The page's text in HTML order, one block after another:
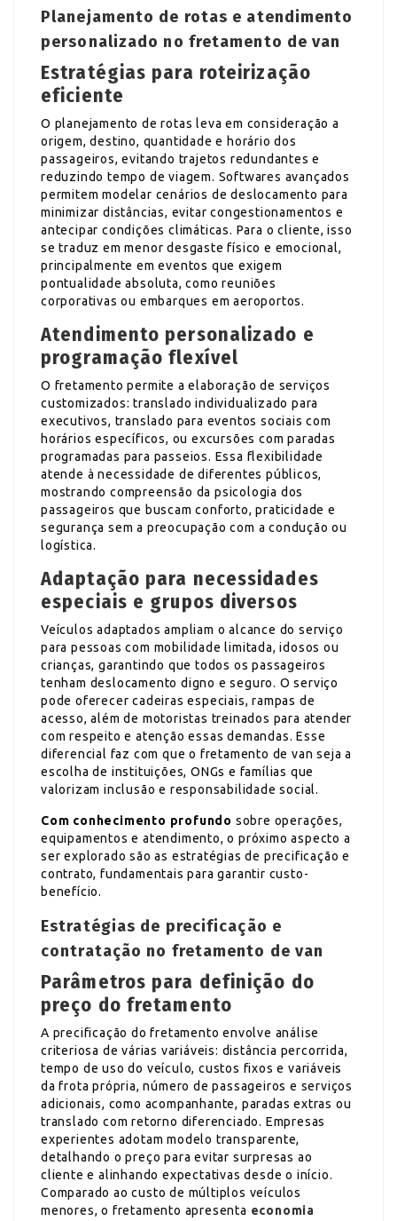
Planejamento de rotas e atendimento
personalizado no fretamento de van
Estratégias para roteirização
eficiente
O planejamento de rotas leva em consideração a
origem, destino, quantidade e horário dos
passageiros, evitando trajetos redundantes e
reduzindo tempo de viagem. Softwares avançados
permitem modelar cenários de deslocamento para
minimizar distâncias, evitar congestionamentos e
antecipar condições climáticas. Para o cliente, isso
se traduz em menor desgaste físico e emocional,
principalmente em eventos que exigem
pontualidade absoluta, como reuniões
corporativas ou embarques em aeroportos.
Atendimento personalizado e
programação flexível
O fretamento permite a elaboração de serviços
customizados: translado individualizado para
executivos, translado para eventos sociais com
horários específicos, ou excursões com paradas
programadas para passeios. Essa flexibilidade
atende à necessidade de diferentes públicos,
mostrando compreensão da psicologia dos
passageiros que buscam conforto, praticidade e
segurança sem a preocupação com a condução ou
logística.
Adaptação para necessidades
especiais e grupos diversos
Veículos adaptados ampliam o alcance do serviço
para pessoas com mobilidade limitada, idosos ou
crianças, garantindo que todos os passageiros
tenham deslocamento digno e seguro. O serviço
pode oferecer cadeiras especiais, rampas de
acesso, além de motoristas treinados para atender
com respeito e atenção essas demandas. Esse
diferencial faz com que o fretamento de van seja a
escolha de instituições, ONGs e famílias que
valorizam inclusão e responsabilidade social.
Com conhecimento profundo sobre operações,
equipamentos e atendimento, o próximo aspecto a
ser explorado são as estratégias de precificação e
contrato, fundamentais para garantir custo-
benefício.
Estratégias de precificação e
contratação no fretamento de van
Parâmetros para definição do
preço do fretamento
A precificação do fretamento envolve análise
criteriosa de várias variáveis: distância percorrida,
tempo de uso do veículo, custos fixos e variáveis
da frota própria, número de passageiros e serviços
adicionais, como acompanhante, paradas extras ou
translado com retorno diferenciado. Empresas
experientes adotam modelo transparente,
detalhando o preço para evitar surpresas ao
cliente e alinhando expectativas desde o início.
Comparado ao custo de múltiplos veículos
menores, o fretamento apresenta economia